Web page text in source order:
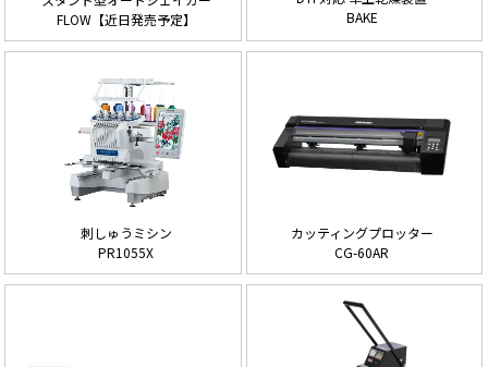
FLOW【近日発売予定】
BAKE
刺しゅうミシン
PR1055X
カッティングプロッター
CG-60AR